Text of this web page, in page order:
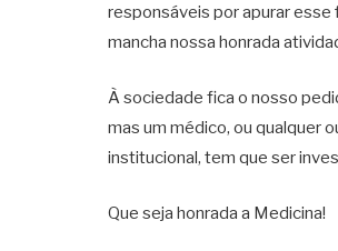
responsáveis por apurar
mancha nossa honrada
À sociedade fica o nosso
mas um médico, ou qualquer
institucional, tem que ser
Que seja honrada a Medicina!